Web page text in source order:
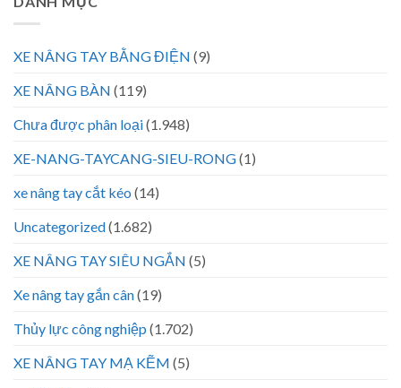
XE NÂNG TAY BẰNG ĐIỆN (9)
XE NÂNG BÀN (119)
Chưa được phân loại(1.948)
XE-NANG-TAYCANG-SIEU-RONG(1)
xe nâng tay cắt kéo (14)
Uncategorized(1.682)
XE NÂNG TAY SIÊU NGẮN (5)
Xe nâng tay gắn cân(19)
Thủy lực công nghiệp (1.702)
XE NÂNG TAY MẠ KẼM (5)